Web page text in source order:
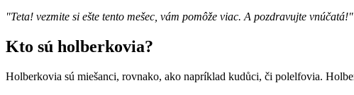
"Teta! vezmite si ešte tento mešec, vám pomôže viac. A pozdravujte
Kto sú holberkovia?
Holberkovia sú miešanci, rovnako, ako napríklad kudůci, či polelfovia.